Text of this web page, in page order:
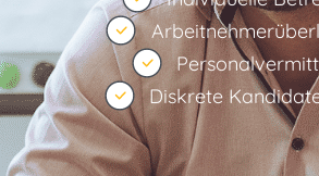
Diskrete